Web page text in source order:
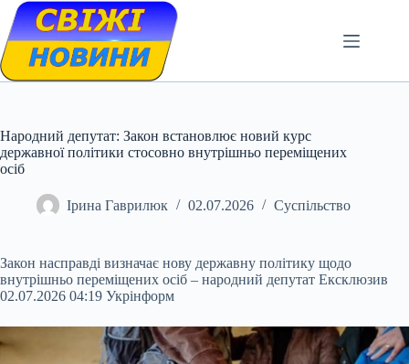
Skip
content
Народний депутат: Закон встановлює новий курс
державної політики стосовно внутрішньо переміщених
осіб
Ірина Гаврилюк 02.07.2026 Суспільство
Закон насправді визначає нову державну політику щодо
внутрішньо переміщених осіб – народний депутат Ексклюзив
02.07.2026 04:19 Укрінформ